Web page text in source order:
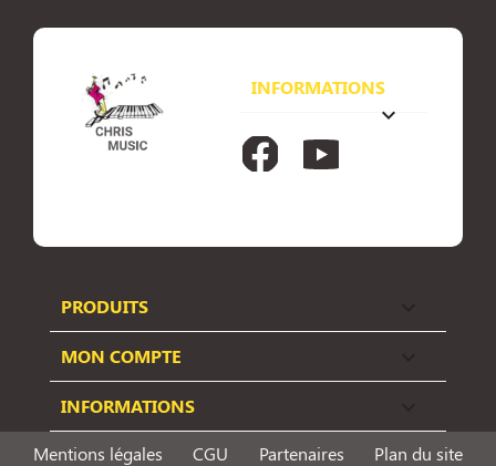
INFORMATIONS
keyboard_arrow_down
FacebookYouTube
PRODUITS
MON COMPTE
INFORMATIONS
Mentions légales CGU Partenaires Plan du site